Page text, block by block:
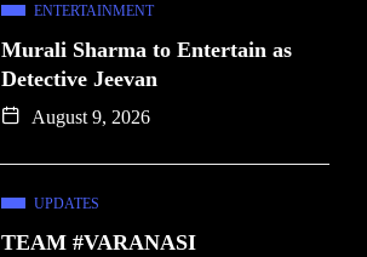
ENTERTAINMENT
Murali Sharma to Entertain as
Detective Jeevan
August 9, 2026
UPDATES
TEAM #VARANASI